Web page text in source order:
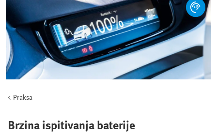
Praksa
Brzina ispitivanja baterije